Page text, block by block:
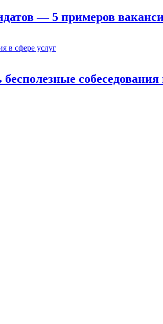
— 5 примеров
собеседования